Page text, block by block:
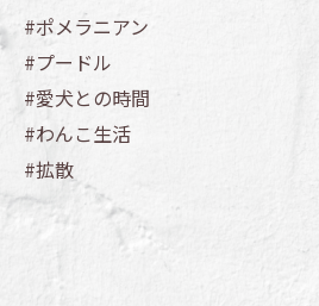
#ポメラニアン
#プードル
#愛犬との時間
#わんこ生活
#拡散